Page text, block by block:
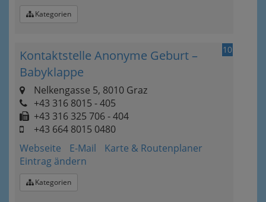
Kategorien
10
Kontaktstelle Anonyme Geburt –
Babyklappe
Nelkengasse 5, 8010 Graz
+43 316 8015 - 405
+43 316 325 706 - 404
+43 664 8015 0480
Webseite
E-Mail
Karte & Routenplaner
Eintrag ändern
Kategorien